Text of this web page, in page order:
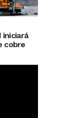
iniciará
cobre